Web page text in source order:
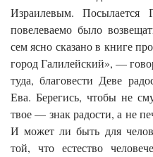
Израилевым. Посылается
повелеваемо было
сем ясно сказано в книге
город Галилейский», —
туда, благовести Деве
Ева. Берегись, чтобы не
твое — знак радости, а не
И может ли быть для
той, что естество